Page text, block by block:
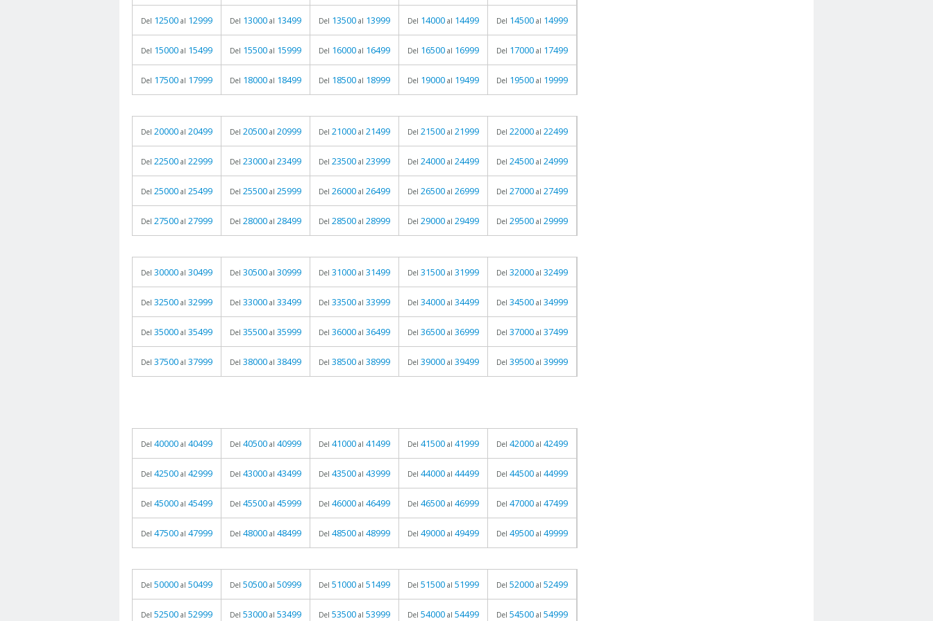
Del 12500 al 12999 Del 13000 al 13499 Del 13500 al 13999 Del 14000 al 14499 Del 14500 al 14999
Del 15000 al 15499 Del 15500 al 15999 Del 16000 al 16499 Del 16500 al 16999 Del 17000 al 17499
Del 17500 al 17999 Del 18000 al 18499 Del 18500 al 18999 Del 19000 al 19499 Del 19500 al 19999
Del 20000 al 20499 Del 20500 al 20999 Del 21000 al 21499 Del 21500 al 21999 Del 22000 al 22499
Del 22500 al 22999 Del 23000 al 23499 Del 23500 al 23999 Del 24000 al 24499 Del 24500 al 24999
Del 25000 al 25499 Del 25500 al 25999 Del 26000 al 26499 Del 26500 al 26999 Del 27000 al 27499
Del 27500 al 27999 Del 28000 al 28499 Del 28500 al 28999 Del 29000 al 29499 Del 29500 al 29999
Del 30000 al 30499 Del 30500 al 30999 Del 31000 al 31499 Del 31500 al 31999 Del 32000 al 32499
Del 32500 al 32999 Del 33000 al 33499 Del 33500 al 33999 Del 34000 al 34499 Del 34500 al 34999
Del 35000 al 35499 Del 35500 al 35999 Del 36000 al 36499 Del 36500 al 36999 Del 37000 al 37499
Del 37500 al 37999 Del 38000 al 38499 Del 38500 al 38999 Del 39000 al 39499 Del 39500 al 39999
Del 40000 al 40499 Del 40500 al 40999 Del 41000 al 41499 Del 41500 al 41999 Del 42000 al 42499
Del 42500 al 42999 Del 43000 al 43499 Del 43500 al 43999 Del 44000 al 44499 Del 44500 al 44999
Del 45000 al 45499 Del 45500 al 45999 Del 46000 al 46499 Del 46500 al 46999 Del 47000 al 47499
Del 47500 al 47999 Del 48000 al 48499 Del 48500 al 48999 Del 49000 al 49499 Del 49500 al 49999
Del 50000 al 50499 Del 50500 al 50999 Del 51000 al 51499 Del 51500 al 51999 Del 52000 al 52499
Del 52500 al 52999 Del 53000 al 53499 Del 53500 al 53999 Del 54000 al 54499 Del 54500 al 54999